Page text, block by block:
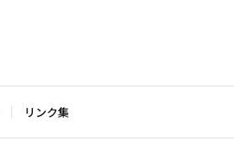
リンク集